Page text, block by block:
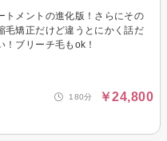
トメントの進化版！さらにその
毛矯正だけど違うとにかく話だ
！ブリーチ毛もоk！
180分 ￥24,800